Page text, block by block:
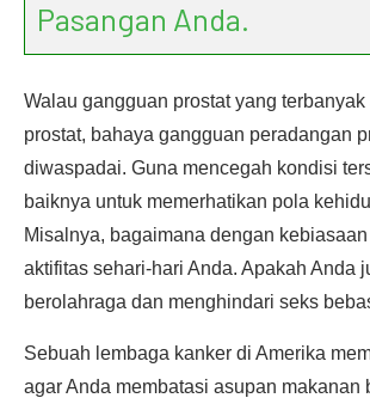
Pasangan Anda.
Walau gangguan prostat yang
prostat, bahaya gangguan peradangan
diwaspadai. Guna mencegah kondisi
baiknya untuk memerhatikan pola
Misalnya, bagaimana dengan
aktifitas sehari-hari Anda. Apakah Anda
berolahraga dan menghindari seks
Sebuah lembaga kanker di Amerika
agar Anda membatasi asupan makanan